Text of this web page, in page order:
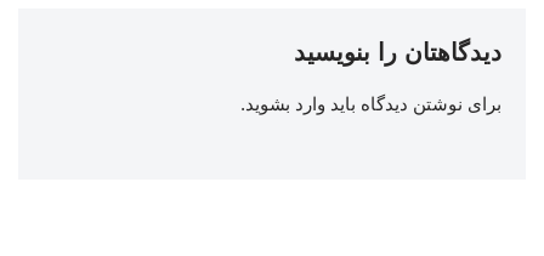
دیدگاهتان را بنویسید
برای نوشتن دیدگاه باید وارد بشوید.